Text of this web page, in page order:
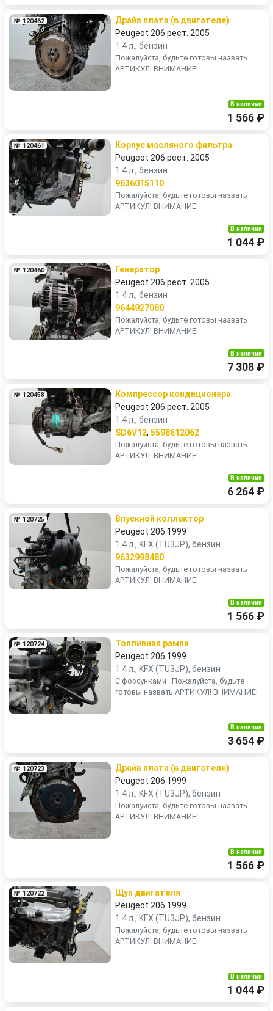
№ 120462
Драйв плата (в двигателе)
Peugeot 206 рест. 2005
1.4 л., бензин
Пожалуйста, будьте готовы назвать
АРТИКУЛ! ВНИМАНИЕ!
В наличии
1 566 ₽
№ 120461
Корпус масляного фильтра
Peugeot 206 рест. 2005
1.4 л., бензин
9636015110
Пожалуйста, будьте готовы назвать
АРТИКУЛ! ВНИМАНИЕ!
В наличии
1 044 ₽
№ 120460
Генератор
Peugeot 206 рест. 2005
1.4 л., бензин
9644927080
Пожалуйста, будьте готовы назвать
АРТИКУЛ! ВНИМАНИЕ!
В наличии
7 308 ₽
№ 120458
Компрессор кондиционера
Peugeot 206 рест. 2005
1.4 л., бензин
SD6V12, 5598612062
Пожалуйста, будьте готовы назвать
АРТИКУЛ! ВНИМАНИЕ!
В наличии
6 264 ₽
№ 120725
Впускной коллектор
Peugeot 206 1999
1.4 л., KFX (TU3JP), бензин
9632998480
Пожалуйста, будьте готовы назвать
АРТИКУЛ! ВНИМАНИЕ!
В наличии
1 566 ₽
№ 120724
Топливная рампа
Peugeot 206 1999
1.4 л., KFX (TU3JP), бензин
С форсунками . Пожалуйста, будьте
готовы назвать АРТИКУЛ! ВНИМАНИЕ!
В наличии
3 654 ₽
№ 120723
Драйв плата (в двигателе)
Peugeot 206 1999
1.4 л., KFX (TU3JP), бензин
Пожалуйста, будьте готовы назвать
АРТИКУЛ! ВНИМАНИЕ!
В наличии
1 566 ₽
№ 120722
Щуп двигателя
Peugeot 206 1999
1.4 л., KFX (TU3JP), бензин
Пожалуйста, будьте готовы назвать
АРТИКУЛ! ВНИМАНИЕ!
В наличии
1 044 ₽